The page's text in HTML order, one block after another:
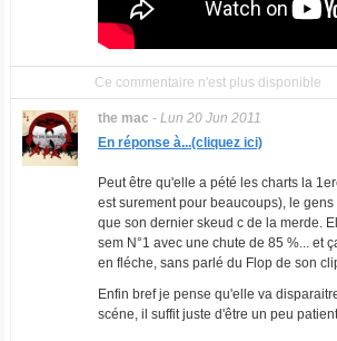
Ce commentaire n'est plus disponible
the mac - Lun 20 Jun 2011
En réponse à...(cliquez ici)
Peut être qu'elle a pété les charts la
est surement pour beaucoups), le
que son dernier skeud c de la merde.
sem N°1 avec une chute de 85 %... et
en fléche, sans parlé du Flop de son
Enfin bref je pense qu'elle va
scéne, il suffit juste d'être un peu